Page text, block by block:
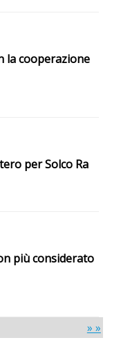
la cooperazione
per Solco Ra
più considerato
» »